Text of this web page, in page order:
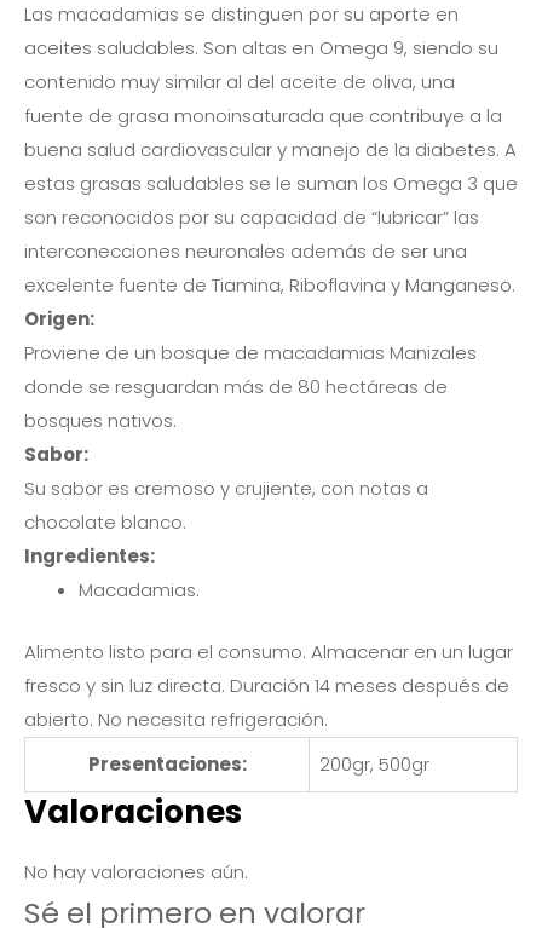
Las macadamias se distinguen por su aporte en
aceites saludables. Son altas en Omega 9, siendo su
contenido muy similar al del aceite de oliva, una
fuente de grasa monoinsaturada que contribuye a la
buena salud cardiovascular y manejo de la diabetes. A
estas grasas saludables se le suman los Omega 3 que
son reconocidos por su capacidad de “lubricar” las
interconecciones neuronales además de ser una
excelente fuente de Tiamina, Riboflavina y Manganeso.
Origen:
Proviene de un bosque de macadamias Manizales
donde se resguardan más de 80 hectáreas de
bosques nativos.
Sabor:
Su sabor es cremoso y crujiente, con notas a
chocolate blanco.
Ingredientes:
Macadamias.
Alimento listo para el consumo. Almacenar en un lugar
fresco y sin luz directa. Duración 14 meses después de
abierto. No necesita refrigeración.
Presentaciones:
200gr, 500gr
Valoraciones
No hay valoraciones aún.
Sé el primero en valorar